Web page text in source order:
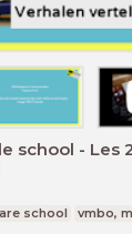
school - Les
school vmbo,